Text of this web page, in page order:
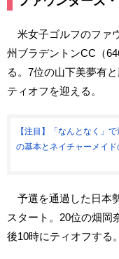
米女子ゴルフのファ
州ブラデントンCC（
る。7位の山下美夢有
ティオフを迎える。
【注目】「なんとなく」
の基本とネイチャーメイド
予選を通過した日本
スタート。20位の畑岡
後10時にティオフする。